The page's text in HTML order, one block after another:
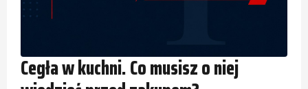
Cegła w kuchni. Co musisz o niej